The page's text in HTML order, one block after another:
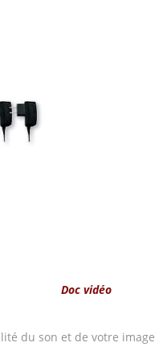
Doc vidéo
du son et de votre image